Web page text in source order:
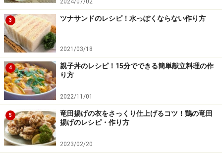
3 ツナサンドのレシピ！水っぽくならない作り方
2021/03/18
4
親子丼のレシピ！15分でできる簡単献立料理の作
り方
2022/11/01
5
竜田揚げの衣をさっくり仕上げるコツ！鶏の竜田
揚げのレシピ・作り方
2023/02/20